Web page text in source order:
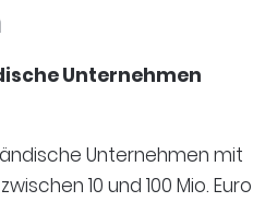
Unternehmen
Unternehmen mit
10 und 100 Mio. Euro